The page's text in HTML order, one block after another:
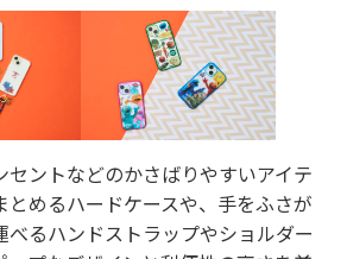
セントなどのかさばりやすいアイテ
とめるハードケースや、手をふさが
るハンドストラップやショルダー